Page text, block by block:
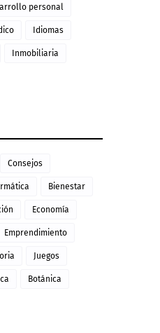
personal
Idiomas
Inmobiliaria
Consejos
Bienestar
Economía
Emprendimiento
Juegos
Botánica